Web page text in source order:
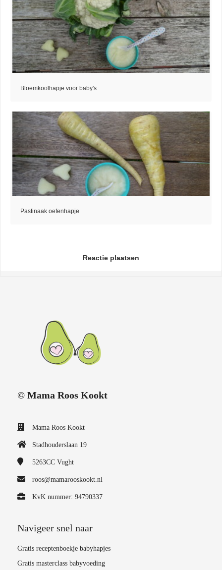
Bloemkoolhapje voor baby's
Pastinaak oefenhapje
Reactie plaatsen
© Mama Roos Kookt
Mama Roos Kookt
Stadhouderslaan 19
5263CC Vught
roos@mamarooskookt.nl
KvK nummer: 94790337
Navigeer snel naar
Gratis receptenboekje babyhapjes
Gratis masterclass babyvoeding